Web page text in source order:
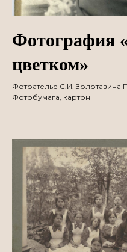
Фотография
цветком»
Фотоателье С.И. Золотавина
Фотобумага, картон